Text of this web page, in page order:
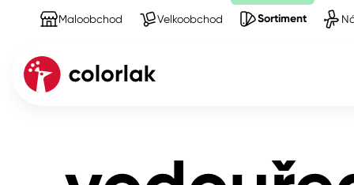
Maloobchod Velkoobchod Sortiment